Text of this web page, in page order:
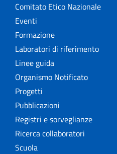
Comitato Etico Nazionale
Eventi
Formazione
Laboratori di riferimento
Linee guida
Organismo Notificato
Progetti
Pubblicazioni
Registri e sorveglianze
Ricerca collaboratori
Scuola